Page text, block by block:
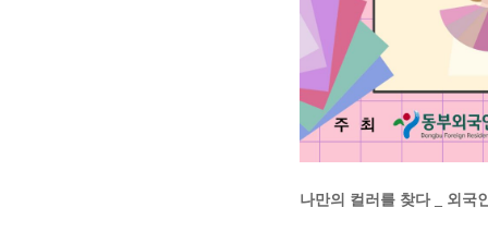
나만의 컬러를 찾다 _ 외국